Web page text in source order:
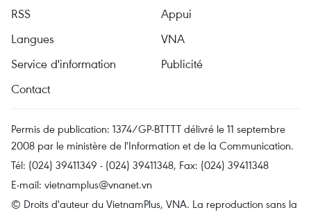
RSS
Appui
Langues
VNA
Service d'information
Publicité
Contact
Permis de publication: 1374/GP-BTTTT délivré le 11 septembre
2008 par le ministère de l'Information et de la Communication.
Tél: (024) 39411349 - (024) 39411348, Fax: (024) 39411348
E-mail: vietnamplus@vnanet.vn
© Droits d'auteur du VietnamPlus, VNA. La reproduction sans la